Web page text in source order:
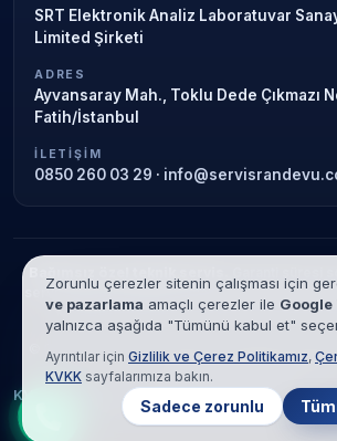
SRT Elektronik Analiz Laboratuvar
Limited Şirketi
ADRES
Ayvansaray Mah., Toklu Dede Çıkmazı
Fatih/İstanbul
İLETIŞIM
0850 260 03 29 ·
Garanti süresi
servis kapsamındaki cihazlar için hizmet verilir.
tanımlama amaçlıdır; yetkili servis ilişkisi
© 2026 SRT Elektronik Analiz Laboratuvar
Şirketi. Tüm hakları saklıdır.
KVKK
Çerez Politikası Hizmet Şartları
Zorunlu çerezler sitenin çalışması için
ve pazarlama amaçlı çerezler ile Google
yalnızca aşağıda "Tümünü kabul et"
Ayrıntılar için Gizlilik ve Çerez Politikamız,
KVKK sayfalarımıza bakın.
Sadece zorunlu